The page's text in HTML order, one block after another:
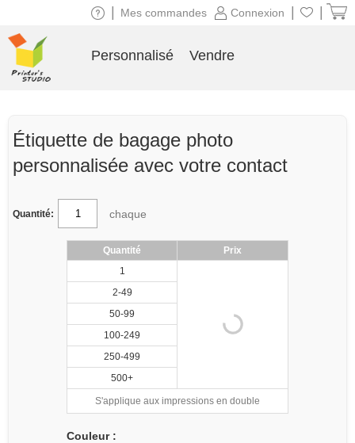
Étiquette de bagage photo
personnalisée avec votre contact
Quantité: chaque
Quantité
Prix
1
2-49
50-99
100-249
250-499
500+
S'applique aux impressions en double
Couleur :
Connexion
Mes commandes
Personnalisé Vendre